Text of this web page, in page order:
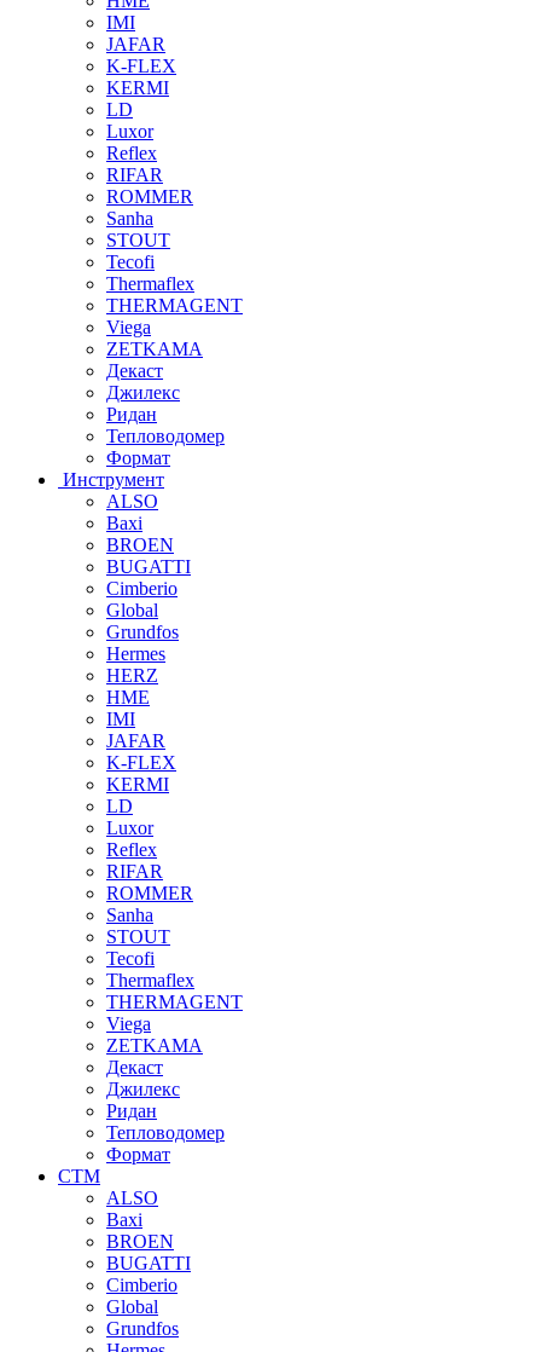
IMI
JAFAR
K-FLEX
KERMI
LD
Luxor
Reflex
RIFAR
ROMMER
Sanha
STOUT
Tecofi
Thermaflex
THERMAGENT
Viega
ZETKAMA
Декаст
Джилекс
Ридан
Тепловодомер
Формат
Инструмент
ALSO
Baxi
BROEN
BUGATTI
Cimberio
Global
Grundfos
Hermes
HERZ
HME
IMI
JAFAR
K-FLEX
KERMI
LD
Luxor
Reflex
RIFAR
ROMMER
Sanha
STOUT
Tecofi
Thermaflex
THERMAGENT
Viega
ZETKAMA
Декаст
Джилекс
Ридан
Тепловодомер
Формат
СТМ
ALSO
Baxi
BROEN
BUGATTI
Cimberio
Global
Grundfos